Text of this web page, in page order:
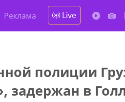
Реклама Live
полиции
задержан в
розницу в
42